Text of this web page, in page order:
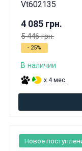
Vt602135
4 085 грн.
5 446 грн.
- 25%
В наличии
x 4 мес.
Новое